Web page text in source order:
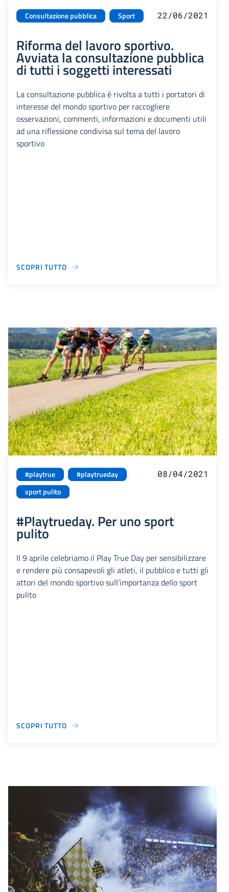
Consultazione pubblica Sport 22/06/2021
Riforma del lavoro sportivo.
Avviata la consultazione pubblica
di tutti i soggetti interessati
La consultazione pubblica è rivolta a tutti i portatori di
interesse del mondo sportivo per raccogliere
osservazioni, commenti, informazioni e documenti utili
ad una riflessione condivisa sul tema del lavoro
sportivo
SCOPRI TUTTO
#playtrue
#playtrueday
sport pulito
08/04/2021
#Playtrueday. Per uno sport
pulito
Il 9 aprile celebriamo il Play True Day per sensibilizzare
e rendere più consapevoli gli atleti, il pubblico e tutti gli
attori del mondo sportivo sull’importanza dello sport
pulito
SCOPRI TUTTO